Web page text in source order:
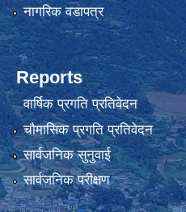
नागरिक वडापत्र
Reports
वार्षिक प्रगति प्रतिवेदन
चौमासिक प्रगति प्रतिवेदन
सार्वजनिक सुनुवाई
सार्वजनिक परीक्षण